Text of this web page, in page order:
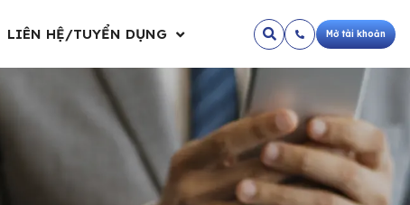
LIÊN HỆ/TUYỂN DỤNG Mở tài khoản